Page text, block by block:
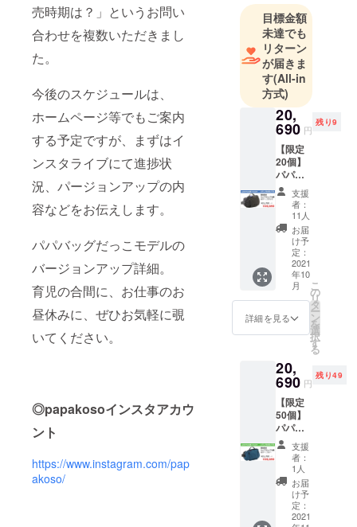
売時期は？」というお問い
合わせを複数いただきまし
た。
今後のスケジュールは、
ホームページ等でもご案内
する予定ですが、まずはイ
ンスタライブにて進捗状
況、パージョンアップの内
容などをお伝えします。
パパバッグだっこモデルの
バージョンアップ詳細。
育児の合間に、お仕事のお
昼休みに、ぜひお気軽に覗
いてください。
◎papakosoインスタアカウ
ント
https://www.instagram.com/pap
akoso/
来］ 織物や
編物などす
べての繊維
製品は、元
を辿ればす
べては「1本
の糸」とな
ります。 1本
の糸から生
み出される
様々な表情
や個性を
持った製品
は、モノか
らヒトへ、
ヒトからヒ
トへと縁を
ます。 私た
製品や装身
具を通じ、
たくさんの
人の喜びと
自信を紡
ぎ、多くの
縁を繋げて
いく1本の糸
い。 社名で
目標金額
未達でも
リターン
が届きま
す(All-in
方式)
20,
690 円
残り9
【限定
20個】
パパ
バッグ
キャリ
アーモ
デル×1
点 ■予
定販売
価格
21,780
円の
5%OFF
■軽量素
材リッ
仕様 ■
ブラッ
ク ■サ
イズ
（約）
タテ：
前面
19mc、
背面
22cm
最大
幅：
47cm
支援
者：
11人
お届
け予
定：
2021
年10
月
詳細を見る
こ
の
リ
タ
ー
ン
を
選
択
す
る
20,
690 円
残り49
【限定
50個】
パパ
バッグ
キャリ
アーモ
デル×1
点 ■予
定販売
価格
支援
者：
1人
お届
け予
定：
2021